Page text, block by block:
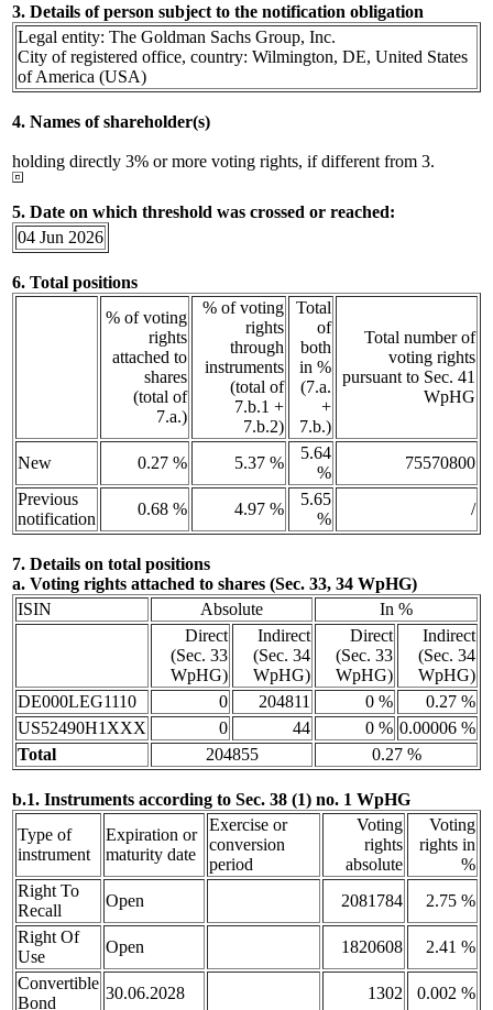
3. Details of person subject to the notification obligation
Legal entity: The Goldman Sachs Group, Inc.
City of registered office, country: Wilmington, DE, United States
of America (USA)
4. Names of shareholder(s)
holding directly 3% or more voting rights, if different from 3.
5. Date on which threshold was crossed or reached:
04 Jun 2026
6. Total positions
% of voting
rights
attached to
shares
(total of
7.a.)
% of voting
rights
through
instruments
(total of
7.b.1 +
7.b.2)
Total
of
both
in %
(7.a.
+
7.b.)
Total number of
voting rights
pursuant to Sec. 41
WpHG
New 0.27 % 5.37 %
5.64
%
75570800
Previous
notification
0.68 % 4.97 %
5.65
%
/
7. Details on total positions
a. Voting rights attached to shares (Sec. 33, 34 WpHG)
ISIN
Absolute
In %
Direct
(Sec. 33
WpHG)
Indirect
(Sec. 34
WpHG)
Direct
(Sec. 33
WpHG)
Indirect
(Sec. 34
WpHG)
DE000LEG1110
0 204811 0 %
0.27 %
US52490H1XXX
0 44 0 % 0.00006 %
Total
204855 0.27 %
b.1. Instruments according to Sec. 38 (1) no. 1 WpHG
Type of
instrument
Expiration or
maturity date
Exercise or
conversion
period
Voting
rights
absolute
Voting
rights in
%
Right To
Recall
Open 2081784
2.75 %
Right Of
Use
Open 1820608
2.41 %
Convertible
Bond
30.06.2028 1302
0.002 %